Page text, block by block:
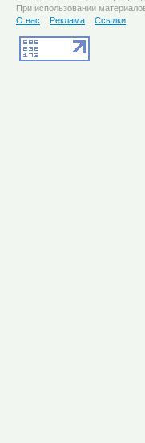
При использовании
О нас
Реклама Ссылки